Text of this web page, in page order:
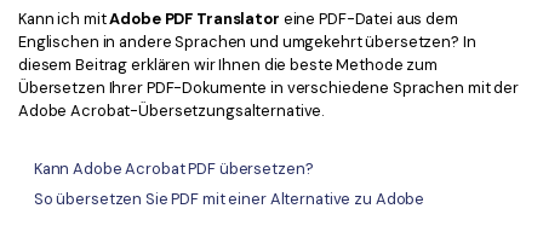
PDF-Daten extrahieren
PDF freigeben
Branchen
Was ist NEU
Benutzerhandbuch
PDFelement für Mac
Kann ich mitAdobe PDF Translator eine PDF-Datei aus dem
Englischen in andere Sprachen und umgekehrt übersetzen? In
diesem Beitrag erklären wir Ihnen die beste Methode zum
Übersetzen Ihrer PDF-Dokumente in verschiedene Sprachen mit der
Adobe Acrobat-Übersetzungsalternative.
Kann Adobe Acrobat PDF übersetzen?
So übersetzen Sie PDF mit einer Alternative zu Adobe